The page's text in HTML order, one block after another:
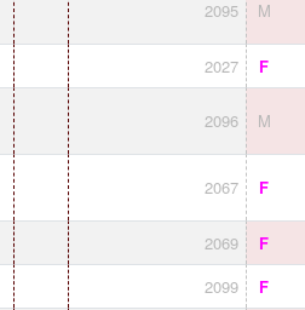
2095 M
2027 F
2096 M
2067 F
2069
F
2099 F